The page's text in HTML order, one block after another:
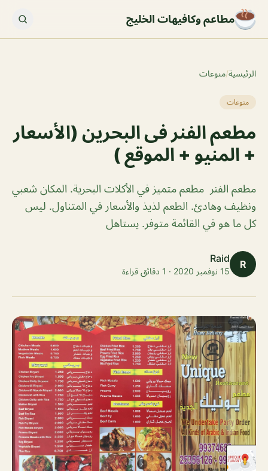
مطاعم وكافيهات الخليج
الرئيسية/منوعات
منوعات
مطعم الفنر فى البحرين (الأسعار
+ المنيو + الموقع )
مطعم الفنر مطعم متميز في الأكلات البحرية. المكان شعبي
ونظيف وهادئ. الطعم لذيذ والأسعار في المتناول. ليس
كل ما هو في القائمة متوفر. يستاهل
R
Raid
15 نوفمبر 2020 · 1 دقائق قراءة